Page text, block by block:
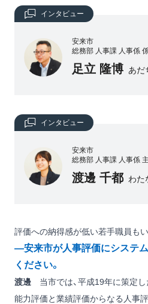
インタビュー
安来市
総務部 人事課 人事係
足立 隆博 あだ
インタビュー
安来市
総務部 人事課 人事係
渡邊 千都 わた
評価への納得感が低い若手職員も
―安来市が人事評価にシステ
ください。
渡邊 当市では、平成19年に策定し
能力評価と業績評価からなる人事